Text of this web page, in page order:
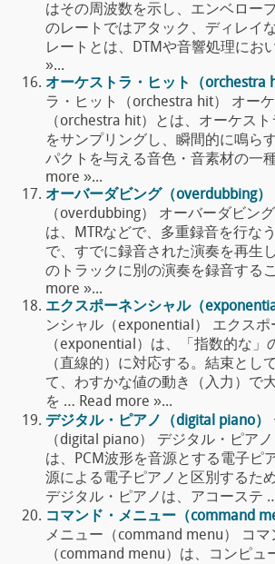
はその周波数を示し、エンベロー
のレートではアタック、ディレイ
レートとは、DTMや音響処理にお
»...
オーケストラ・ヒット（orchestra
ラ・ヒット（orchestra hit） オー
（orchestra hit）とは、オーケス
をサンプリングし、瞬間的に鳴ら
パクトを与える音色・音素材の一
more »...
オーバーダビング（overdubbing）
（overdubbing） オーバーダビン
は、MTRなどで、多重録音を行な
で、すでに録音された演奏を再生
のトラックに別の演奏を録音する
more »...
エクスポーネンシャル（
ンシャル（exponential） エクスポ
（exponential）は、「指数的な」
（直線的）に対応する。結束とし
て、わすかな値の動き（入力）で
を … Read more »...
デジタル・ピアノ（digital piano）
（digital piano） デジタル・ピア
は、PCM波形を音源とする電子ピ
源による電子ピアノと区別するた
デジタル・ピアノは、アコーステ
コマンド・メニュー（command
メニュー（command menu） コマ
（command menu）は、コンピュ